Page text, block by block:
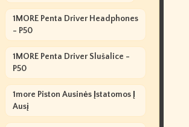
1MORE Penta Driver Headphones
- P50
1MORE Penta Driver Slušalice -
P50
1more Piston Ausinės Įstatomos Į
Ausį